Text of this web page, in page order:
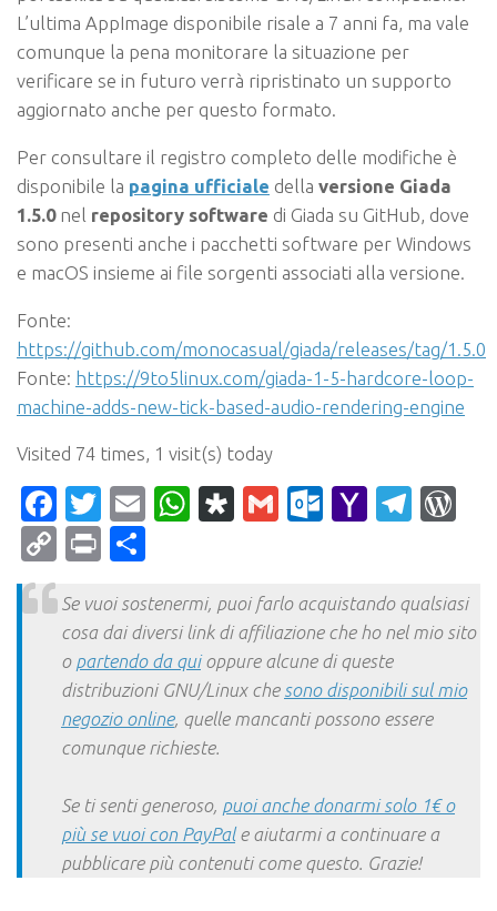
L’ultima AppImage disponibile risale a 7 anni fa, ma vale
comunque la pena monitorare la situazione per
verificare se in futuro verrà ripristinato un supporto
aggiornato anche per questo formato.
Per consultare il registro completo delle modifiche è
disponibile la pagina ufficiale della versione Giada
1.5.0nel repository software di Giada su GitHub, dove
sono presenti anche i pacchetti software per Windows
e macOS insieme ai file sorgenti associati alla versione.
Fonte:
https://github.com/monocasual/giada/releases/tag/1.5.0
Fonte: https://9to5linux.com/giada-1-5-hardcore-loop-
machine-adds-new-tick-based-audio-rendering-engine
Visited 74 times, 1 visit(s) today
Facebook
Twitter
EmailWhatsApp
Diaspora
Gmail Yahoo
CopyPrint
Se vuoi sostenermi, puoi farlo acquistando qualsiasi
cosa dai diversi link di affiliazione che ho nel mio sito
o partendo da quioppure alcune di queste
distribuzioni GNU/Linux che sono disponibili sul mio
negozio online, quelle mancanti possono essere
comunque richieste.
Se ti senti generoso, puoi anche donarmi solo 1€ o
più se vuoi con PayPale aiutarmi a continuare a
pubblicare più contenuti come questo. Grazie!